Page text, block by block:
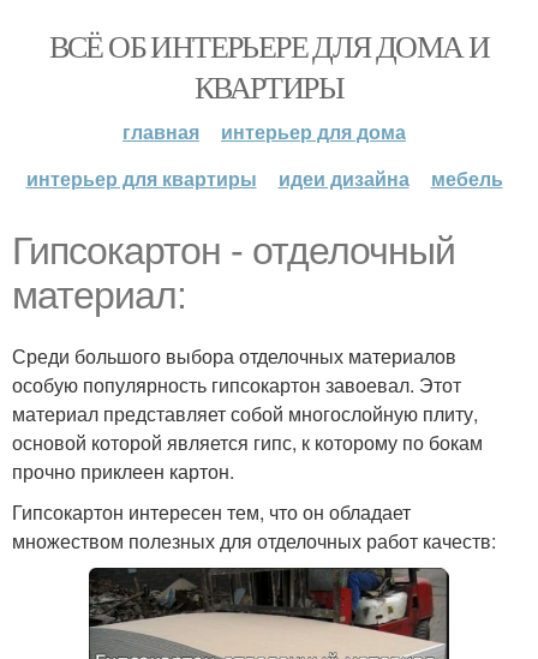
ВСЁ ОБ ИНТЕРЬЕРЕ ДЛЯ ДОМА И
КВАРТИРЫ
главная
интерьер для дома
интерьер для квартиры
идеи дизайна мебель
Гипсокартон - отделочный
материал:
Среди большого выбора отделочных материалов
особую популярность гипсокартон завоевал. Этот
материал представляет собой многослойную плиту,
основой которой является гипс, к которому по бокам
прочно приклеен картон.
Гипсокартон интересен тем, что он обладает
множеством полезных для отделочных работ качеств: